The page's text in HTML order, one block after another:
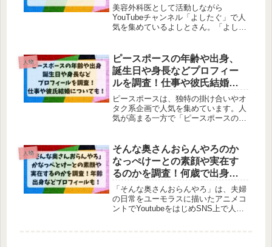
美容外科医として活動しながら
YouTubeチャンネル「よしたぐ」で人
気を集めているよしとさん。「よした
いるの？」といったプライベートな情
報が気になる方も多いのではないでし
ょうか。この記事では、「よしたぐ」
のよしとさんの本名や大学、そして彼
女について、SNSや公式サイト、
YouTubeなどの情報をもとに徹底的に
解説します。
人物
ピースポースの年齢や出身、
誕生日や身長などプロフィー
ルを調査！仕事や彼氏結婚に
ついても！
ピースポースは、独特の掛け合いやオ
タク系企画で人気を集めています。人
気が高まる一方で「ピースポースの年
方も多いのではないでしょうか。この
記事では、ピースポースの年齢や出身
をはじめ、プロフィールや仕事、恋愛
事情まで徹底的にまとめています。
人物
そんな奥さんおらんやろのか
なっぺけーとの素顔や実在す
るのかを調査！何歳で出身地
はどこかなどプロフィール
も！
「そんな奥さんおらんやろ」は、夫婦
の日常をユーモラスに描いたアニメコ
ントでYoutubeをはじめSNS上で人気